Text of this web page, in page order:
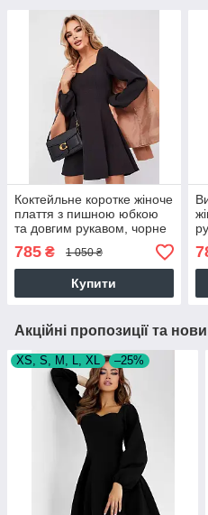
Коктейльне коротке жіноче
плаття з пишною юбкою
та довгим рукавом, чорне
785 ₴ 1 050 ₴
Купити
Акційні пропозиції та
XS, S, M, L, XL –25%